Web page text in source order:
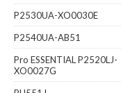
P2530UA-XO0030E
P2540UA-AB51
Pro ESSENTIAL P2520LJ-
XO0027G